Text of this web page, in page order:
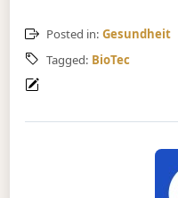
Posted in: Gesundheit
Tagged: BioTec